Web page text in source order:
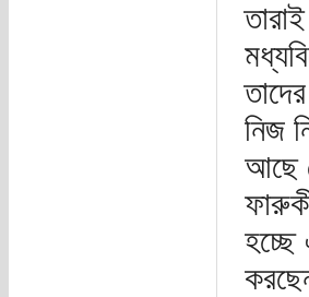
নিজ
আছে
হচ্ছে